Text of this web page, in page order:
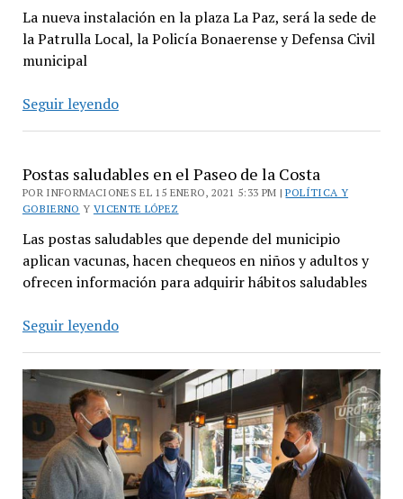
La nueva instalación en la plaza La Paz, será la sede de
la Patrulla Local, la Policía Bonaerense y Defensa Civil
municipal
Seguir leyendoNuevo
en
Florida
Oeste
Postas saludables en el Paseo de la Costa
POR INFORMACIONES EL 15 ENERO, 2021 5:33 PM |POLÍTICA Y
GOBIERNO Y VICENTE LÓPEZ
Las postas saludables que depende del municipio
aplican vacunas, hacen chequeos en niños y adultos y
ofrecen información para adquirir hábitos saludables
Seguir leyendoPostas
en
el
Paseo
de
la
Costa